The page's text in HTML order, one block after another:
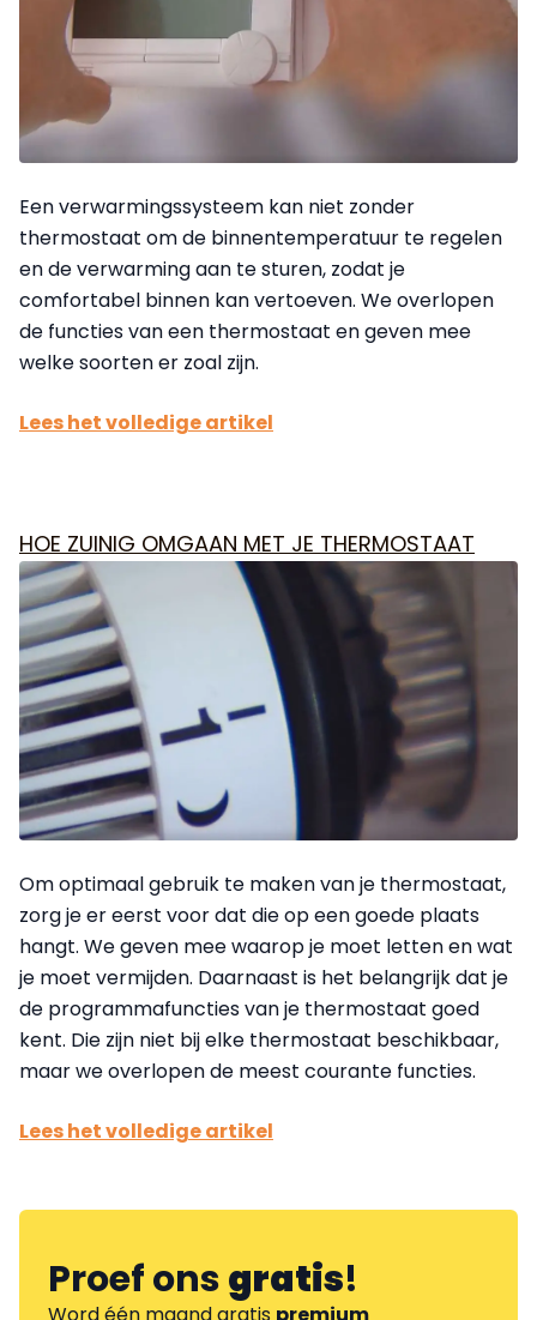
Een verwarmingssysteem kan niet zonder
thermostaat om de binnentemperatuur te regelen
en de verwarming aan te sturen, zodat je
comfortabel binnen kan vertoeven. We overlopen
de functies van een thermostaat en geven mee
welke soorten er zoal zijn.
Lees het volledige artikel
HOE ZUINIG OMGAAN MET JE THERMOSTAAT
Om optimaal gebruik te maken van je thermostaat,
zorg je er eerst voor dat die op een goede plaats
hangt. We geven mee waarop je moet letten en wat
je moet vermijden. Daarnaast is het belangrijk dat je
de programmafuncties van je thermostaat goed
kent. Die zijn niet bij elke thermostaat beschikbaar,
maar we overlopen de meest courante functies.
Lees het volledige artikel
Proef onsgratis!